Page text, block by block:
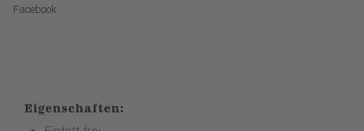
Facebook
Eigenschaften: